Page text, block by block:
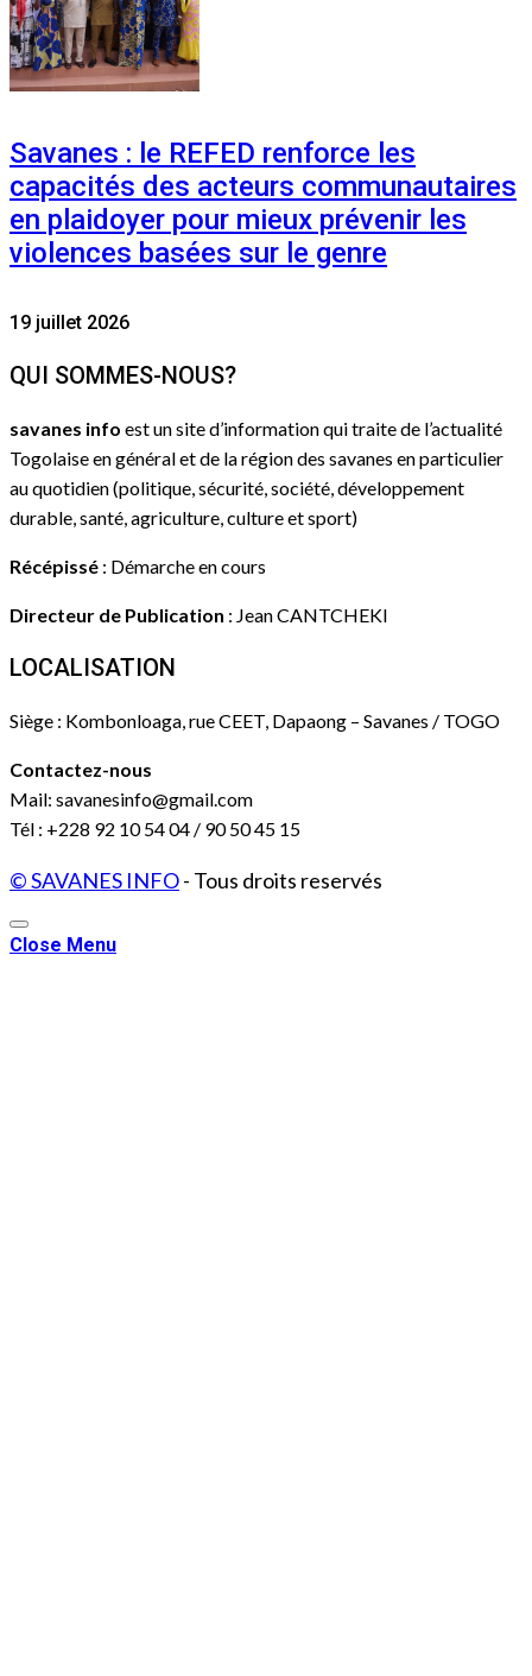
Savanes : le REFED renforce les
capacités des acteurs communautaires
en plaidoyer pour mieux prévenir les
violences basées sur le genre
19 juillet 2026
QUI SOMMES-NOUS?
savanes info est un site d’information qui traite de l’actualité
Togolaise en général et de la région des savanes en particulier
au quotidien (politique, sécurité, société, développement
durable, santé, agriculture, culture et sport)
Récépissé : Démarche en cours
Directeur de Publication : Jean CANTCHEKI
LOCALISATION
Siège : Kombonloaga, rue CEET, Dapaong – Savanes / TOGO
Contactez-nous
Mail: savanesinfo@gmail.com
Tél : +228 92 10 54 04 / 90 50 45 15
© SAVANES INFO- Tous droits reservés
Close Menu